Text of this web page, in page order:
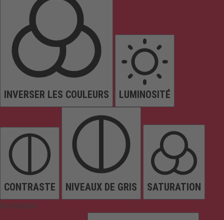
INVERSER LES COULEURS LUMINOSITÉ
CONTRASTE NIVEAUX DE GRIS SATURATION
Orientation